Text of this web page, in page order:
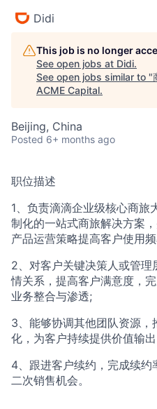
ACME
Didi
This job is no longer
See open jobs at Didi.
See open jobs similar to "
ACME Capital.
Beijing, China
Posted 6+ months ago
职位描述
1、负责滴滴企业级核心商旅
制化的一站式商旅解决方案
产品运营策略提高客户使用
2、对客户关键决策人或管
情关系，提高客户满意度，
业务整合与渗透;
3、能够协调其他团队资源
化，为客户持续提供价值输
4、跟进客户续约，完成续
二次销售机会。